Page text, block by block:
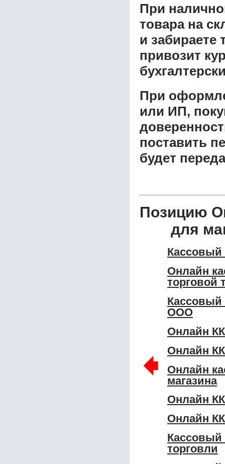
При
товара на
и забираете
привозит
При
или ИП,
поставить
будет
Позицию
для
Онлайн
торговой
ООО
Онлайн
Онлайн
Онлайн
магазина
Онлайн
Онлайн
торговли
🠸